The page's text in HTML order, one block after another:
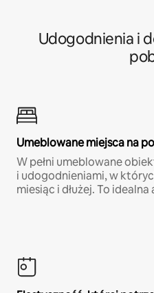
Udogodnienia i
Umeblowane miejsca na
W pełni umeblowane
i udogodnieniami, w
miesiąc i dłużej. To